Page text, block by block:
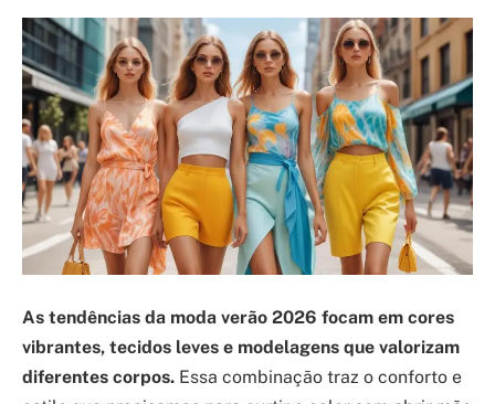
As tendências da moda verão 2026 focam em cores
vibrantes, tecidos leves e modelagens que valorizam
diferentes corpos. Essa combinação traz o conforto e